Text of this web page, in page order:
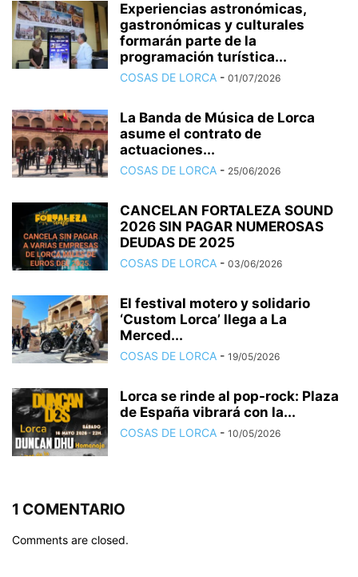
Experiencias astronómicas,
gastronómicas y culturales
formarán parte de la
programación turística...
COSAS DE LORCA - 01/07/2026
La Banda de Música de Lorca
asume el contrato de
actuaciones...
COSAS DE LORCA - 25/06/2026
CANCELAN FORTALEZA SOUND
2026 SIN PAGAR NUMEROSAS
DEUDAS DE 2025
COSAS DE LORCA - 03/06/2026
El festival motero y solidario
‘Custom Lorca’ llega a La
Merced...
COSAS DE LORCA - 19/05/2026
Lorca se rinde al pop-rock: Plaza
de España vibrará con la...
COSAS DE LORCA - 10/05/2026
1 COMENTARIO
Comments are closed.